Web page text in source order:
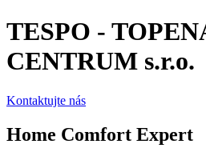
TESPO -
CENTRUM s.r.o.
Kontaktujte nás
Home Comfort Expert